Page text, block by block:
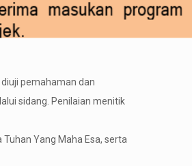
pemahaman dan
sidang. Penilaian menitik
Yang Maha Esa, serta